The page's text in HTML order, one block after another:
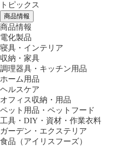
トピックス
商品情報
商品情報
電化製品
寝具・インテリア
収納・家具
調理器具・キッチン用品
ホーム用品
ヘルスケア
オフィス収納・用品
ペット用品・ペットフード
工具・DIY・資材・作業衣料
ガーデン・エクステリア
食品 （アイリスフーズ）